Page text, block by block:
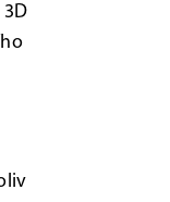
3D